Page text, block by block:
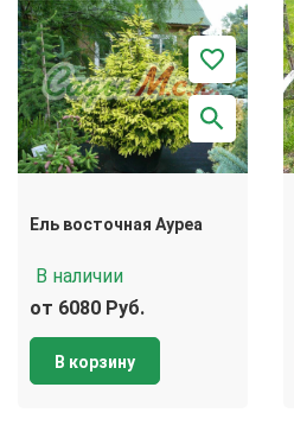
Ель восточная Ауреа
В наличии
от 6080 Руб.
В корзину